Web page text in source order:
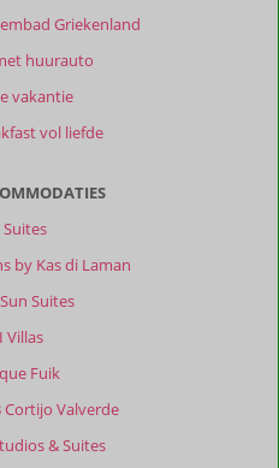
Griekenland
huurauto
vakantie
vol liefde
Suites
by Kas di Laman
Suites
Villas
Fuik
Valverde
& Suites